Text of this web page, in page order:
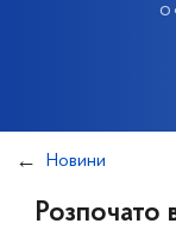
Новини
Розпочато